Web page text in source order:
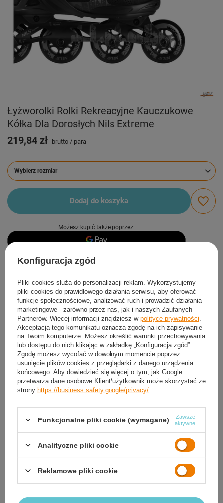
Łyżworolki Rolki Rekreacyjne Kauczukowe
Kółka Dla Dorosłych Nils Extreme
Wybierz rozmiar
Wybierz rozmiar
219,84 zł brutto / para
Dodaj do koszyka
Możesz kupić także poprzez:
Produkt dostępny
Darmowa i szybka dostawa
30 dni na łatwy zwrot
Sprawdź, w którym sklepie obejrzysz i kupisz od ręki
Bezpieczne zakupy
Darmowa dostawa do paczkomatu lub punktu
odbioru
Smile - dostawy ze sklepów internetowych przy zamówieniu od 50,00 złsą za
darmoWięcej informacji.
SZCZEGÓŁOWE DANE
GWARANCJA
Konfiguracja zgód
Pliki cookies służą do personalizacji reklam. Wykorzystujemy
pliki cookies do prawidłowego działania serwisu, aby oferować
funkcje społecznościowe, analizować ruch i prowadzić działania
marketingowe - zarówno przez nas, jak i naszych Zaufanych
Partnerów. Więcej informacji znajdziesz w polityce prywatności
Akceptacja tego komunikatu oznacza zgodę na ich zapisywanie
na Twoim komputerze. Możesz określić warunki przechowywania
lub dostępu do nich klikając w zakładkę „Konfiguracja zgód”.
Zgodę możesz wycofać w dowolnym momencie poprzez
usunięcie plików cookies z przeglądarki z danego urządzenia
końcowego. Aby dowiedzieć się więcej o tym, jak Google
przetwarza dane osobowe Klient/użytkownik może skorzystać ze
strony https://business.safety.google/privacy/
Funkcjonalne pliki cookie (wymagane)
Zawsze
aktywne
Analityczne pliki cookie
Reklamowe pliki cookie